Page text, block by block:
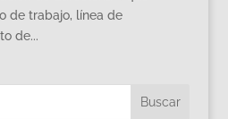
de trabajo, línea de
de...